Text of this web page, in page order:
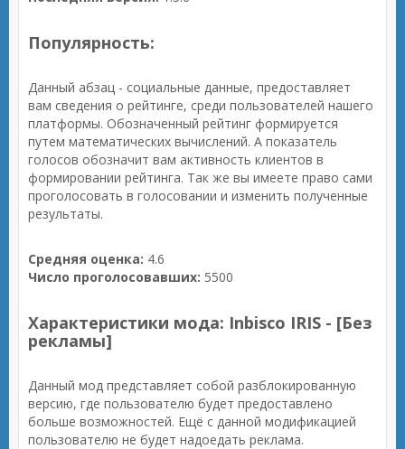
Популярность:
Данный абзац - социальные данные, предоставляет
вам сведения о рейтинге, среди пользователей нашего
платформы. Обозначенный рейтинг формируется
путем математических вычислений. А показатель
голосов обозначит вам активность клиентов в
формировании рейтинга. Так же вы имеете право сами
проголосовать в голосовании и изменить полученные
результаты.
Средняя оценка: 4.6
Число проголосовавших: 5500
Характеристики мода: Inbisco IRIS - [Без
рекламы]
Данный мод представляет собой разблокированную
версию, где пользователю будет предоставлено
больше возможностей. Ещё с данной модификацией
пользователю не будет надоедать реклама.